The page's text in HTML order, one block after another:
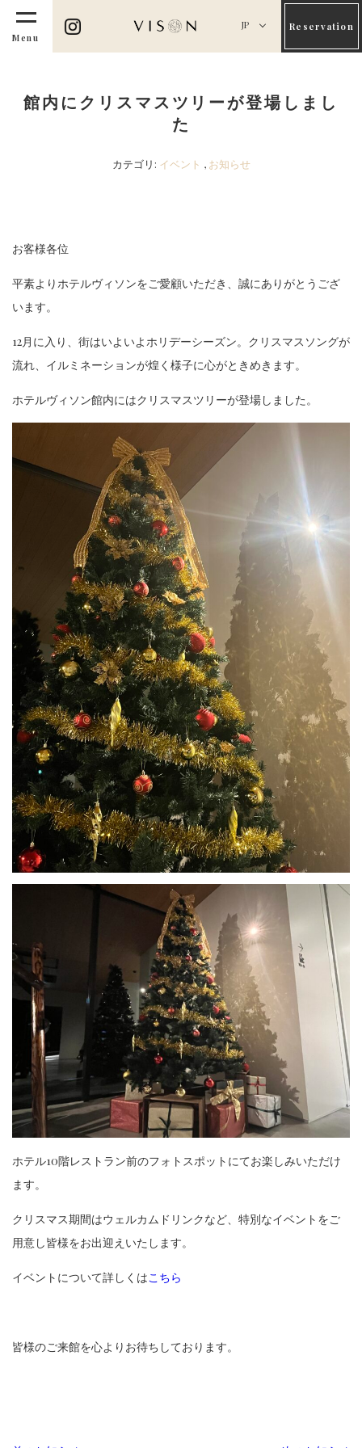
JP
Menu
Reservation
館内にクリスマスツリーが登場しまし
た
カテゴリ: イベント , お知らせ
お客様各位
平素よりホテルヴィソンをご愛顧いただき、誠にありがとうござ
います。
12月に入り、街はいよいよホリデーシーズン。クリスマスソングが
流れ、イルミネーションが煌く様子に心がときめきます。
ホテルヴィソン館内にはクリスマスツリーが登場しました。
ホテル10階レストラン前のフォトスポットにてお楽しみいただけ
ます。
クリスマス期間はウェルカムドリンクなど、特別なイベントをご
用意し皆様をお出迎えいたします。
イベントについて詳しくはこちら
皆様のご来館を心よりお待ちしております。